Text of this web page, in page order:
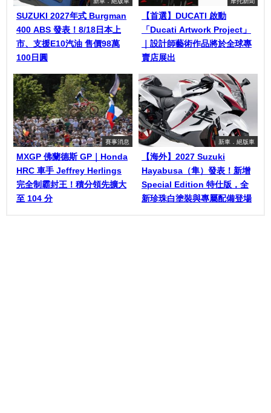
SUZUKI 2027年式 Burgman
400 ABS 發表！8/18日本上
市、支援E10汽油 售價98萬
100日圓
【首選】DUCATI 啟動
「Ducati Artwork Project」
｜設計師藝術作品將於全球專
賣店展出
賽事消息
MXGP 佛蘭德斯 GP｜Honda
HRC 車手 Jeffrey Herlings
完全制霸封王！積分領先擴大
至 104 分
新車．絕版車
【海外】2027 Suzuki
Hayabusa（隼）發表！新增
Special Edition 特仕版，全
新珍珠白塗裝與專屬配備登場